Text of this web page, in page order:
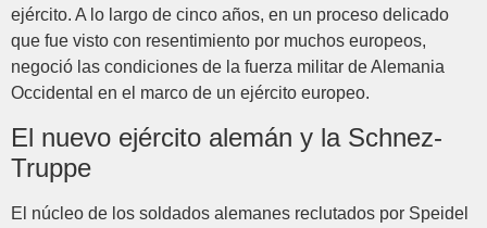
ejército. A lo largo de cinco años, en un proceso delicado
que fue visto con resentimiento por muchos europeos,
negoció las condiciones de la fuerza militar de Alemania
Occidental en el marco de un ejército europeo.
El nuevo ejército alemán y la Schnez-
Truppe
El núcleo de los soldados alemanes reclutados por Speidel